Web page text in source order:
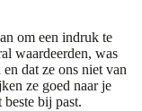
om een indruk te
waardeerden, was
dat ze ons niet van
ze goed naar je
bij past.